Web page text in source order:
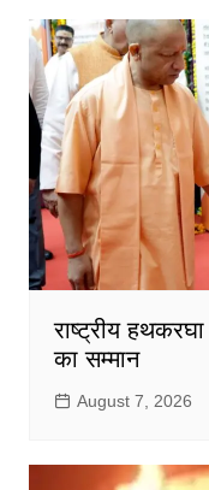
राष्ट्रीय
का सम्मान
August 7, 2026